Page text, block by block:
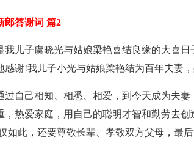
答谢词 篇2
我儿子虞晓光与姑娘梁艳喜结良缘的大喜
感谢!我儿子小光与姑娘梁艳结为百年夫妻
过自己相知、相悉、相爱，到今天成为夫
，热爱家庭，用自己的聪明才智和勤劳去
如此，还要尊敬长辈、孝敬双方父母，最